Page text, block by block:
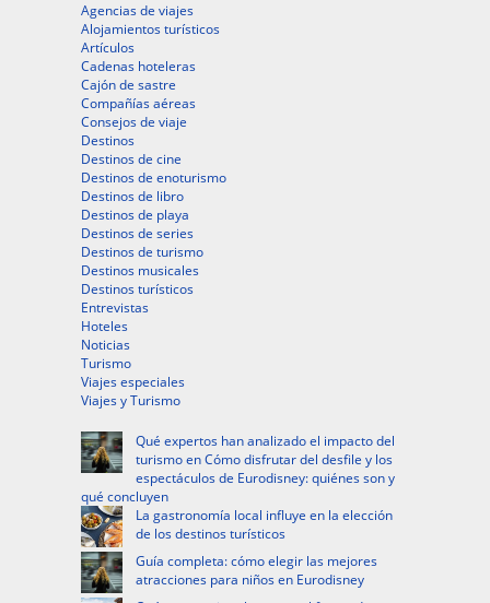
Agencias de viajes
Alojamientos turísticos
Artículos
Cadenas hoteleras
Cajón de sastre
Compañías aéreas
Consejos de viaje
Destinos
Destinos de cine
Destinos de enoturismo
Destinos de libro
Destinos de playa
Destinos de series
Destinos de turismo
Destinos musicales
Destinos turísticos
Entrevistas
Hoteles
Noticias
Turismo
Viajes especiales
Viajes y Turismo
Qué expertos han analizado el impacto del
turismo en Cómo disfrutar del desfile y los
espectáculos de Eurodisney: quiénes son y
qué concluyen
La gastronomía local influye en la elección
de los destinos turísticos
Guía completa: cómo elegir las mejores
atracciones para niños en Eurodisney